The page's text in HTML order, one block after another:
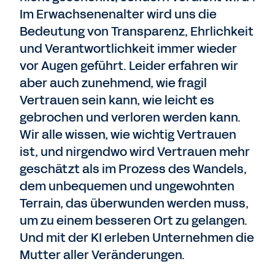
Im Erwachsenenalter wird uns die
Bedeutung von Transparenz, Ehrlichkeit
und Verantwortlichkeit immer wieder
vor Augen geführt. Leider erfahren wir
aber auch zunehmend, wie fragil
Vertrauen sein kann, wie leicht es
gebrochen und verloren werden kann.
Wir alle wissen, wie wichtig Vertrauen
ist, und nirgendwo wird Vertrauen mehr
geschätzt als im Prozess des Wandels,
dem unbequemen und ungewohnten
Terrain, das überwunden werden muss,
um zu einem besseren Ort zu gelangen.
Und mit der KI erleben Unternehmen die
Mutter aller Veränderungen.